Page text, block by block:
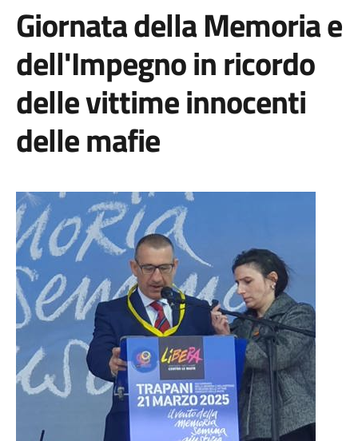
Giornata della Memoria e
dell'Impegno in ricordo
delle vittime innocenti
delle mafie